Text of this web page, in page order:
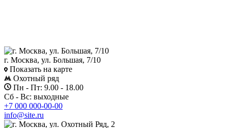
г. Москва, ул. Большая, 7/10
Показать на карте
Охотный ряд
Пн - Пт: 9.00 - 18.00
Сб - Вс: выходные
+7 000 000-00-00
info@site.ru